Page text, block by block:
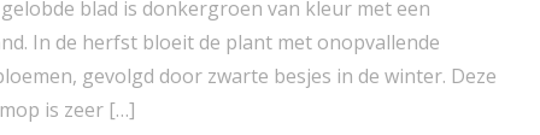
blad is donkergroen van kleur met een
In de herfst bloeit de plant met onopvallende
gevolgd door zwarte besjes in de winter. Deze
is zeer […]